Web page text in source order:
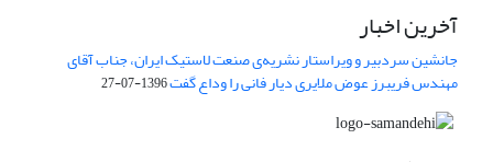
آخرین اخبار
جانشین سردبیر و ویراستار نشریه‌ی صنعت لاستیک ایران، جناب آقای
مهندس فریبرز عوض ملایری دیار فانی را وداع گفت1396-07-27